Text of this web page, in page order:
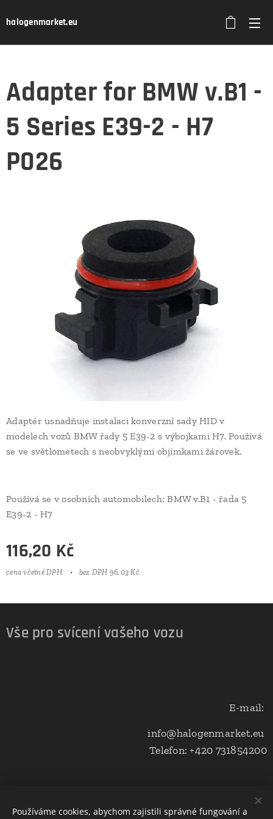
halogenmarket.eu
Adapter for BMW v.B1 -
5 Series E39-2 - H7
P026
Adaptér usnadňuje instalaci konverzní sady HID v
modelech vozů BMW řady 5 E39-2 s výbojkami H7. Používá
se ve světlometech s neobvyklými objímkami žárovek.
Používá se v osobních automobilech: BMW v.B1 - řada 5
E39-2 - H7
116,20 Kč
cena včetně DPH bez DPH 96,03 Kč
Vše pro svícení vašeho vozu
E-mail:
info@halogenmarket.eu
Telefon: +420 731854200
Obchodní podmínky a ochrana soukromí
Používáme cookies, abychom zajistili správné fungování a